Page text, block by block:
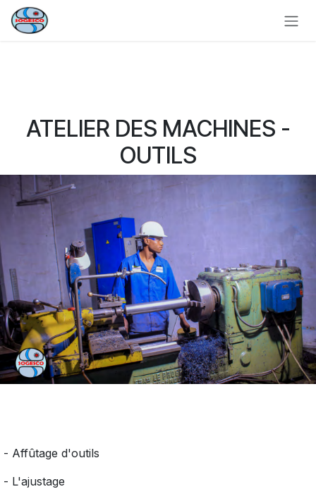
Se rendre au contenu
ATELIER DES MACHINES -
OUTILS
- Affûtage d'outils
- L'ajustage